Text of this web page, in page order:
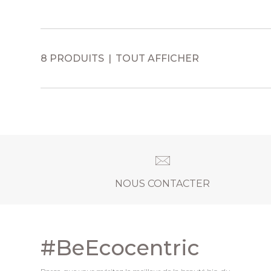
8 PRODUITS TOUT AFFICHER
NOUS CONTACTER
#BeEcocentric